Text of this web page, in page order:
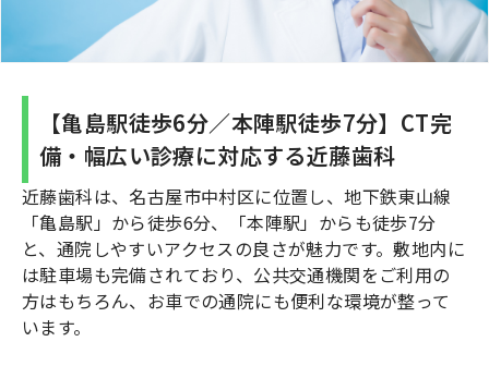
【亀島駅徒歩6分／本陣駅徒歩7分】CT完
備・幅広い診療に対応する近藤歯科
近藤歯科は、名古屋市中村区に位置し、地下鉄東山線
「亀島駅」から徒歩6分、「本陣駅」からも徒歩7分
と、通院しやすいアクセスの良さが魅力です。敷地内に
は駐車場も完備されており、公共交通機関をご利用の
方はもちろん、お車での通院にも便利な環境が整って
います。